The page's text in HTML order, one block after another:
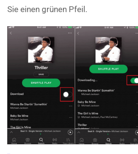
Sie einen grünen Pfeil.